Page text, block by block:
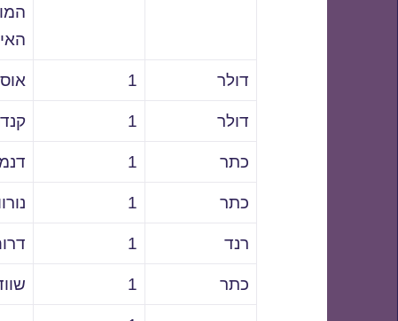
דולר 1
דולר 1
כתר 1
כתר 1
רנד 1
כתר 1